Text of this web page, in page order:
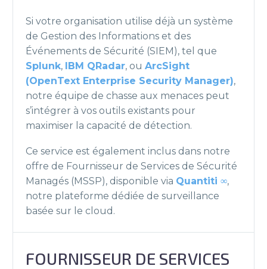
Si votre organisation utilise déjà un système
de Gestion des Informations et des
Événements de Sécurité (SIEM), tel que
Splunk, IBM QRadar, ou ArcSight
(OpenText Enterprise Security Manager),
notre équipe de chasse aux menaces peut
s’intégrer à vos outils existants pour
maximiser la capacité de détection.
Ce service est également inclus dans notre
offre de Fournisseur de Services de Sécurité
Managés (MSSP), disponible via Quantiti ∞,
notre plateforme dédiée de surveillance
basée sur le cloud.
FOURNISSEUR DE SERVICES